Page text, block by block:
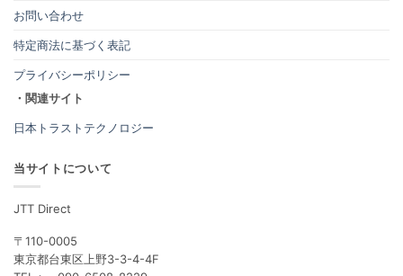
お問い合わせ
特定商法に基づく表記
プライバシーポリシー
・関連サイト
日本トラストテクノロジー
当サイトについて
JTT Direct
〒110-0005
東京都台東区上野3-3-4-4F